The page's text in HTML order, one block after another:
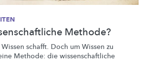
Methode?
schafft. Doch um Wissen zu
Methode: die wissenschaftliche